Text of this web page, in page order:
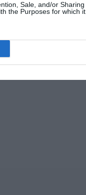
Sale, and/or Sharing
the Purposes for which it